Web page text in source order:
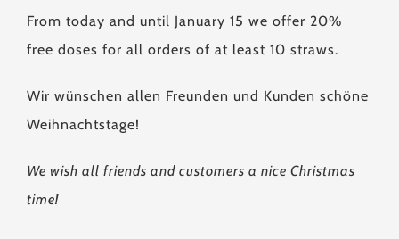
From today and until January 15 we offer 20%
free doses for all orders of at least 10 straws.
Wir wünschen allen Freunden und Kunden schöne
Weihnachtstage!
We wish all friends and customers a nice Christmas
time!